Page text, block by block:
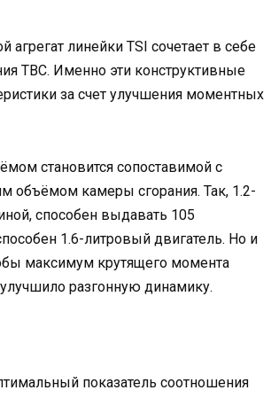
линейки TSI сочетает в себе
ТВС. Именно эти конструктивные
за счет улучшения моментных
становится сопоставимой с
объёмом камеры сгорания. Так, 1.2-
способен выдавать 105
1.6-литровый двигатель. Но и
максимум крутящего момента
разгонную динамику.
показатель соотношения